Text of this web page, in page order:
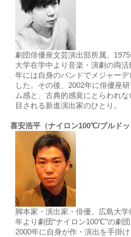
劇団俳優座文芸演出部所属。
大学在学中より音楽・演劇の両
年には自身のバンドでメジャー
した。その後、2002年に俳優座
ム感と、古典的感覚にとらわれ
目される新進演出家のひとり。
喜安浩平（ナイロン100℃/ブルドッ
脚本家・演出家・俳優。広島大
年より劇団“ナイロン100℃”の劇
2000年に自身が作・演出を手掛